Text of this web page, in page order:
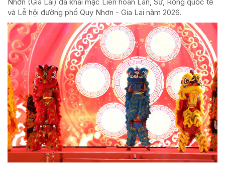
và Lễ hội đường phố Quy Nhơn - Gia Lai năm 2026.